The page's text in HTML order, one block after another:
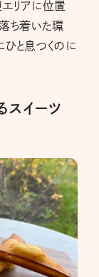
リアに位置
落ち着いた環
ひと息つくのに
スイーツ